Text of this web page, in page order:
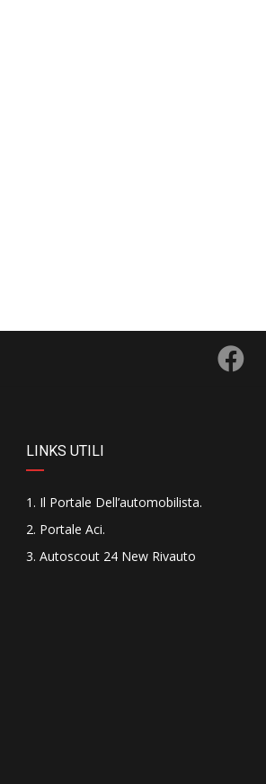
LINKS UTILI
Il Portale Dell’automobilista.
Portale Aci.
Autoscout 24 New Rivauto